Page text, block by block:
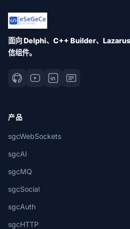
面向 Delphi、C++ Builder、Lazarus
信组件。
产品
sgcWebSockets
sgcAI
sgcMQ
sgcSocial
sgcAuth
sgcHTTP